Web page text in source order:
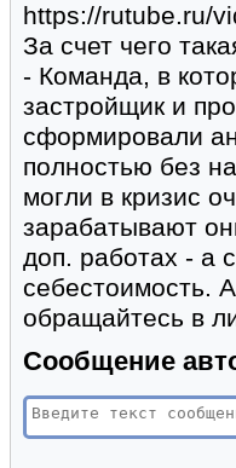
https://rutube.ru/
За счет чего
- Команда, в
застройщик и
сформировали
полностью без
могли в кризис
зарабатывают
доп. работах - а
себестоимость.
обращайтесь в
Сообщение